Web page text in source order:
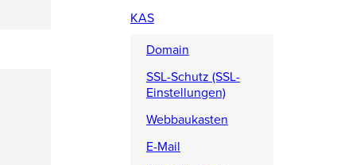
KAS
Domain
SSL-Schutz (SSL-
Einstellungen)
Webbaukasten
E-Mail